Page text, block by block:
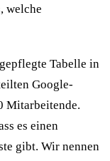
welche
Tabelle in
Google-
Mitarbeitende.
es einen
gibt. Wir nennen